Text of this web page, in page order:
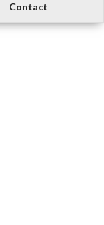
Contact